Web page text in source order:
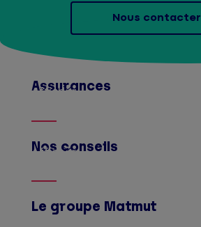
Nous contacter
Assurances
Afficher
Nos conseils
Afficher
Le groupe Matmut